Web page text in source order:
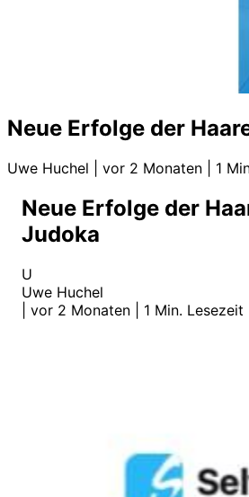
Neue Erfolge der
Uwe Huchel vor 2 Monaten 1
Neue Erfolge der
Judoka
U
Uwe Huchel
vor 2 Monaten 1 Min. Lesezeit